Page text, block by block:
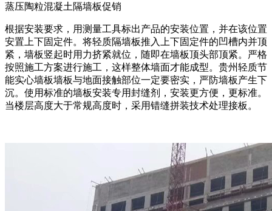
蒸压陶粒混凝土隔墙板促销
根据安装要求，用测量工具标出产品的安装位置，并在该位置
安置上下固定件。将轻质隔墙板推入上下固定件的凹槽内并顶
紧，墙板竖起时用力挤紧就位，随即在墙板顶头部顶紧。严格
按照施工方案进行施工，这样整体墙面才能成型。贵州轻质节
能实心墙板墙板与地面接触部位一定要密实，严防墙板产生下
沉。使用标准的墙板安装专用封缝剂，安装更方便，更标准。
当楼层高度大于常规高度时，采用错缝拼装技术处理接板。